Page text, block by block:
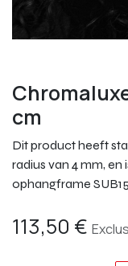
cm
Dit product heeft
radius van 4 mm,
ophangframe SUB15
113,50 €